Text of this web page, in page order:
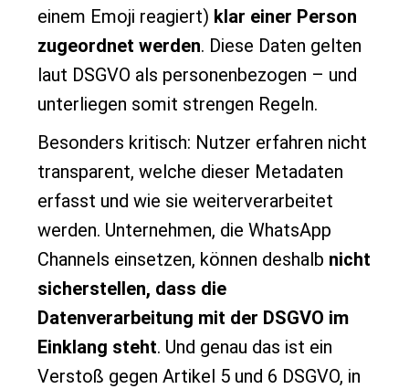
einem Emoji reagiert) klar einer Person
zugeordnet werden. Diese Daten gelten
laut DSGVO als personenbezogen – und
unterliegen somit strengen Regeln.
Besonders kritisch: Nutzer erfahren nicht
transparent, welche dieser Metadaten
erfasst und wie sie weiterverarbeitet
werden. Unternehmen, die WhatsApp
Channels einsetzen, können deshalb nicht
sicherstellen, dass die
Datenverarbeitung mit der DSGVO im
Einklang steht. Und genau das ist ein
Verstoß gegen Artikel 5 und 6 DSGVO, in